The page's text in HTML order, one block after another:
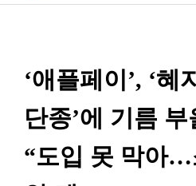
‘애플페이’, ‘혜
단종’에 기름
“도입 못 막아